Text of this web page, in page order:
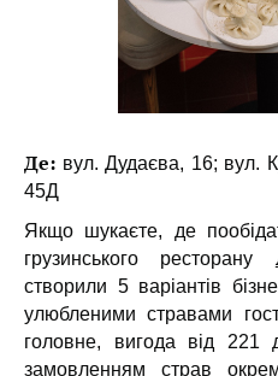
Де: вул. Дудаєва, 16; вул.
45Д
Якщо шукаєте, де
грузинського ресторану
створили 5 варіантів
улюбленими стравами
головне, вигода від 221
замовленням страв